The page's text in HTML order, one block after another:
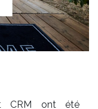
CRM ont été